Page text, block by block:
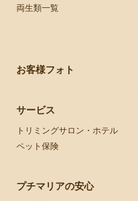
両生類一覧
お客様フォト
サービス
トリミングサロン・ホテル
ペット保険
プチマリアの安心